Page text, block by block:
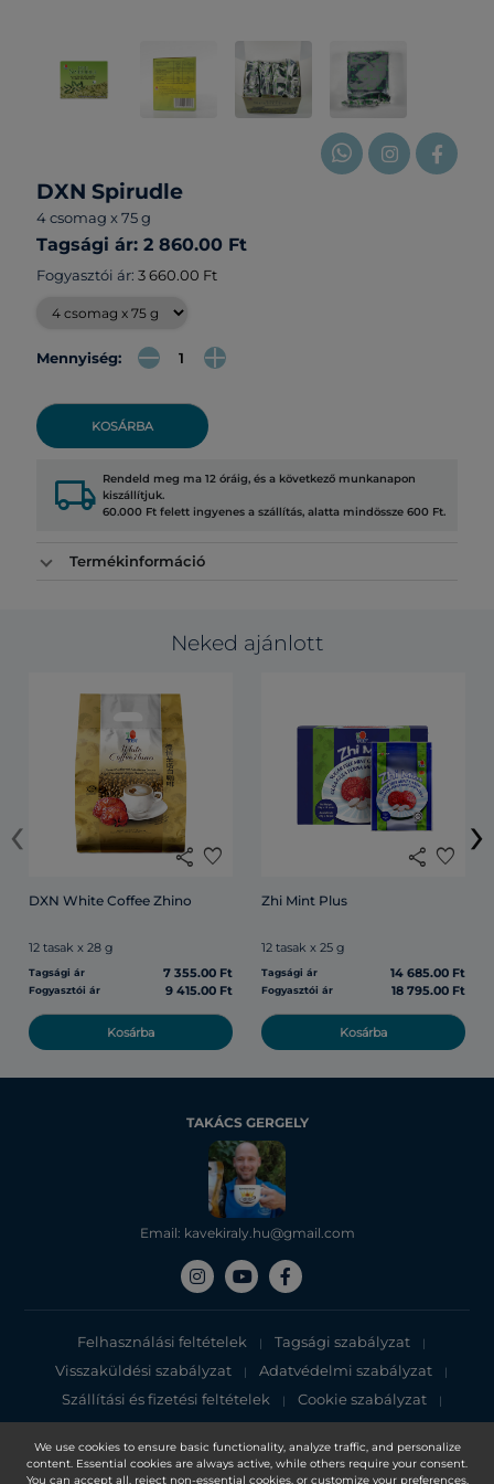
We use cookies to ensure basic functionality, analyze traffic, and personalize
content. Essential cookies are always active, while others require your consent.
You can accept all, reject non-essential cookies, or customize your preferences.
DXN Spirudle
4 csomag x 75 g
Tagsági ár: 2 860.00 Ft
Fogyasztói ár: 3 660.00 Ft
Mennyiség:
KOSÁRBA
local_shipping Rendeld meg ma 12 óráig, és a következő munkanapon
kiszállítjuk.
60.000 Ft felett ingyenes a szállítás, alatta mindössze 600 Ft.
Termékinformáció
Neked ajánlott
share favorite
DXN White Coffee Zhino
12 tasak x 28 g
Tagsági ár 7 355.00 Ft
Fogyasztói ár 9 415.00 Ft
Kosárba
share favorite
Zhi Mint Plus
12 tasak x 25 g
Tagsági ár 14 685.00 Ft
Fogyasztói ár 18 795.00 Ft
Kosárba
‹ ›
TAKÁCS GERGELY
Email: kavekiraly.hu@gmail.com
Felhasználási feltételek | Tagsági szabályzat |
Visszaküldési szabályzat | Adatvédelmi szabályzat |
Szállítási és fizetési feltételek | Cookie szabályzat |
Adatvédelmi tájékoztató
Copyright 2025, DXN Holdings Bhd. 199501033918 (363120-V)